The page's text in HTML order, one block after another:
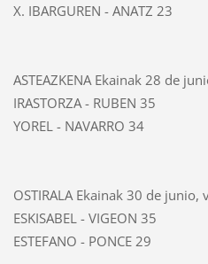
X. IBARGUREN - ANATZ 23
ASTEAZKENA Ekainak 28 de
IRASTORZA - RUBEN 35
YOREL - NAVARRO 34
OSTIRALA Ekainak 30 de junio,
ESKISABEL - VIGEON 35
ESTEFANO - PONCE 29